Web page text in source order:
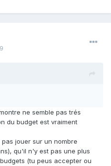
ne semble pas trés
du budget est vraiment
jouer sur un nombre
qu'il n'y est pas une plus
(tu peus accepter ou